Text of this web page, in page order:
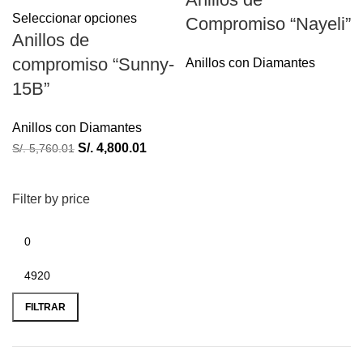
Filter by price
FILTRAR
Seleccionar opciones
Anillos de
compromiso “Sunny-
15B”
Anillos con Diamantes
S/.5,760.01 S/. 4,800.01
Compromiso “Nayeli”
Anillos con Diamantes